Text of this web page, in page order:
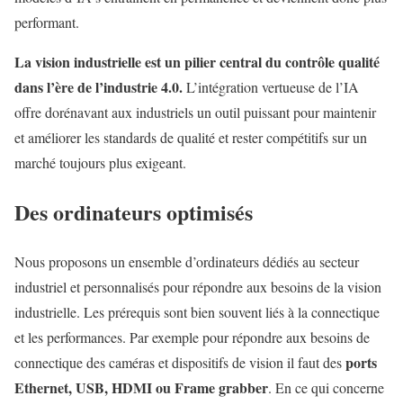
performant.
La vision industrielle est un pilier central du contrôle qualité
dans l’ère de l’industrie 4.0.L’intégration vertueuse de l’IA
offre dorénavant aux industriels un outil puissant pour maintenir
et améliorer les standards de qualité et rester compétitifs sur un
marché toujours plus exigeant.
Des ordinateurs optimisés
Nous proposons un ensemble d’ordinateurs dédiés au secteur
industriel et personnalisés pour répondre aux besoins de la vision
industrielle. Les prérequis sont bien souvent liés à la connectique
et les performances. Par exemple pour répondre aux besoins de
connectique des caméras et dispositifs de vision il faut desports
Ethernet, USB, HDMI ou Frame grabber. En ce qui concerne